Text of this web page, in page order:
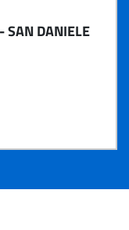
SAN DANIELE